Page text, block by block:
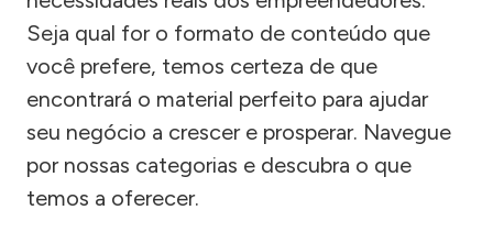
Seja qual for o formato de conteúdo que
você prefere, temos certeza de que
encontrará o material perfeito para ajudar
seu negócio a crescer e prosperar. Navegue
por nossas categorias e descubra o que
temos a oferecer.